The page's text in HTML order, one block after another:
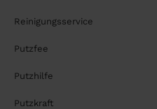
Reinigungsservice
Putzfee
Putzhilfe
Putzkraft